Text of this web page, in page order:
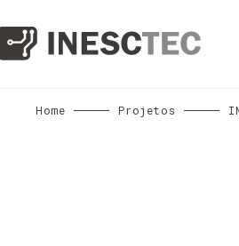
Home Projetos